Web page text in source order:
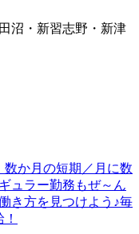
沼・新習志野・新津
数か月の短期／月に数
ュラー勤務もぜ～ん
き方を見つけよう♪毎